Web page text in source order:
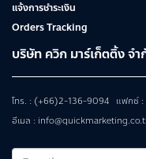
แจ้งการชำระเงิน
Orders Tracking
บริษัท ควิก มาร์เก็ตติ้ง จำ
โทร. : (+66)2-136-9094 แฟกซ์
อีเมล :